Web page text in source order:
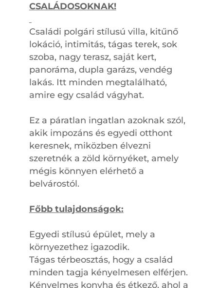
CSALÁDOSOKNAK!
Családi polgári stílusú villa, kitűnő
lokáció, intimitás, tágas terek, sok
szoba, nagy terasz, saját kert,
panoráma, dupla garázs, vendég
lakás. Itt minden megtalálható,
amire egy család vágyhat.
Ez a páratlan ingatlan azoknak szól,
akik impozáns és egyedi otthont
keresnek, miközben élvezni
szeretnék a zöld környéket, amely
mégis könnyen elérhető a
belvárostól.
Főbb tulajdonságok:
Egyedi stílusú épület, mely a
környezethez igazodik.
Tágas térbeosztás, hogy a család
minden tagja kényelmesen elférjen.
Kényelmes konyha és étkező, ahol a